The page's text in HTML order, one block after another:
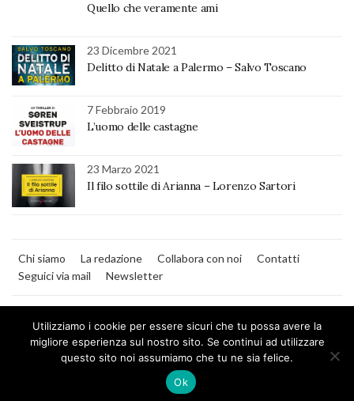
Quello che veramente ami
23 Dicembre 2021
Delitto di Natale a Palermo – Salvo Toscano
7 Febbraio 2019
L’uomo delle castagne
23 Marzo 2021
Il filo sottile di Arianna – Lorenzo Sartori
Chi siamo La redazione Collabora con noi
Contatti
Seguici via mail
Newsletter
MilanoNera
Utilizziamo i cookie per essere sicuri che tu possa avere la
migliore esperienza sul nostro sito. Se continui ad utilizzare
questo sito noi assumiamo che tu ne sia felice.
Ok